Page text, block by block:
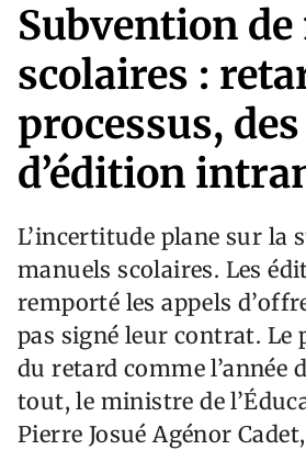
Subvention
scolaires :
processus,
d’édition
L’incertitude plane sur la
manuels scolaires. Les
remporté les appels
pas signé leur contrat. Le
du retard comme l’année
tout, le ministre de
Pierre Josué Agénor